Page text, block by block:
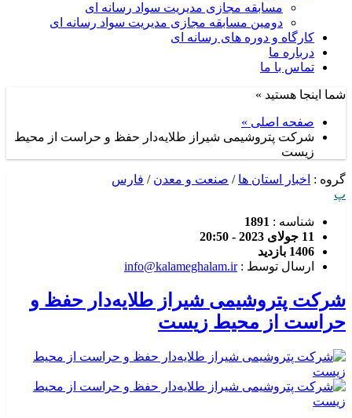
مسابقه مجازی مدیریت سواد رسانه ای
دومین مسابقه مجازی مدیریت سواد رسانه ای
کارگاه و دوره های رسانه ای
درباره ما
تماس با ما
شما اینجا هستید »
صفحه اصلی »
شرکت پتروشیمی شیراز طلایه‌دار حفظ و حراست از محیط
زیست
گروه : اخبار استان ها / صنعت و معدن / فارس
پ
شناسه : 1891
11 جولای 2023 - 20:50
1406 بازدید
ارسال توسط :info@kalameghalam.ir
شرکت پتروشیمی شیراز طلایه‌دار حفظ و
حراست از محیط زیست